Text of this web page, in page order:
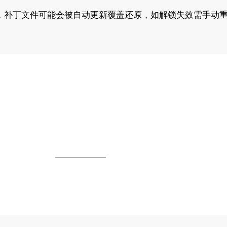
补丁文件可能会被自动更新覆盖还原，如解锁失效需手动